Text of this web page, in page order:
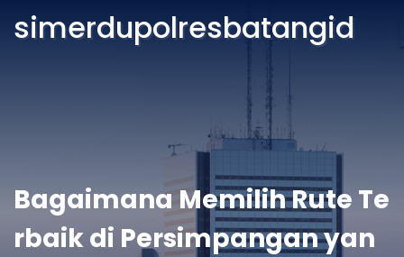
simerdupolresbatangid
Bagaimana Memilih Rute Te
rbaik di Persimpangan yan